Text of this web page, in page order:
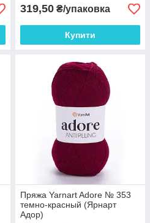
319,50 ₴/упаковка
Купити
Пряжа Yarnart Adore № 353
темно-красный (Ярнарт
Адор)